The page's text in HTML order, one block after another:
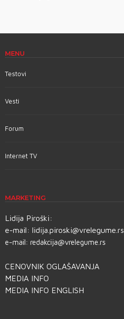
MENU
Testovi
Vesti
Forum
Internet TV
MARKETING
Lidija Piroški:
e-mail: lidija.piroski@vrelegume.rs
e-mail: redakcija@vrelegume.rs
CENOVNIK OGLAŠAVANJA
MEDIA INFO
MEDIA INFO ENGLISH